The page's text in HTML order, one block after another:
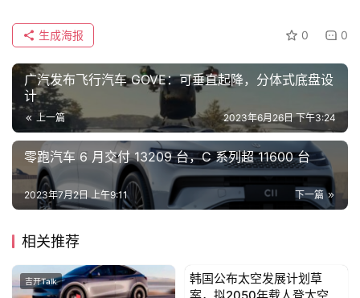
讯
快
报
专
栏
吉
T
a
l
0 0
生成海报
广汽发布飞行汽车 GOVE：可垂直起降，分体式底盘设
计
上一篇 2023年6月26日 下午3:24
零跑汽车 6 月交付 13209 台，C 系列超 11600 台
下一篇
2023年7月2日 上午9:11
相关推荐
吉开Talk 吉开Talk
韩国公布太空发展计划草